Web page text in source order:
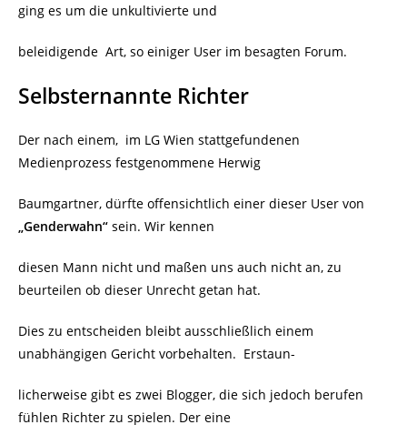
ging es um die unkultivierte und
beleidigende Art, so einiger User im besagten Forum.
Selbsternannte Richter
Der nach einem, im LG Wien stattgefundenen
Medienprozess festgenommene Herwig
Baumgartner, dürfte offensichtlich einer dieser User von
„Genderwahn“ sein. Wir kennen
diesen Mann nicht und maßen uns auch nicht an, zu
beurteilen ob dieser Unrecht getan hat.
Dies zu entscheiden bleibt ausschließlich einem
unabhängigen Gericht vorbehalten. Erstaun-
licherweise gibt es zwei Blogger, die sich jedoch berufen
fühlen Richter zu spielen. Der eine